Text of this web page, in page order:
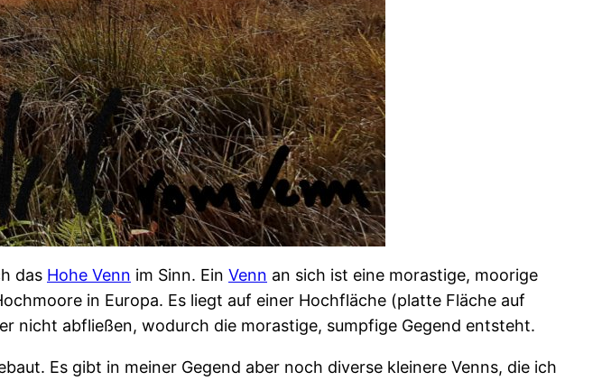
das Hohe Venn im Sinn. Ein Venn an sich ist eine morastige, moorige
in Europa. Es liegt auf einer Hochfläche (platte Fläche auf
nicht abfließen, wodurch die morastige, sumpfige Gegend entsteht.
Es gibt in meiner Gegend aber noch diverse kleinere Venns, die ich